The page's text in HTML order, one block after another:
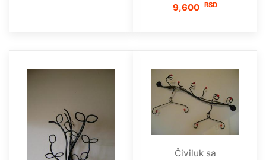
9,600 RSD
Čiviluk sa